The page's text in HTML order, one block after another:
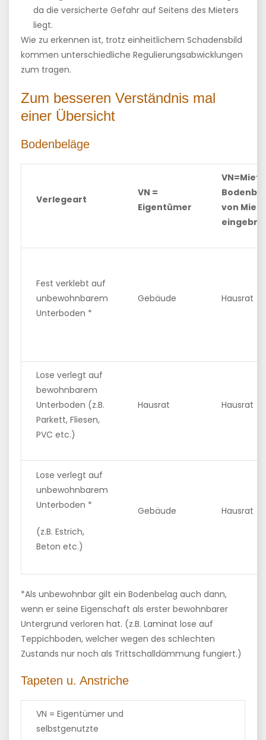
da die versicherte Gefahr auf Seitens des Mieters
liegt.
Wie zu erkennen ist, trotz einheitlichem Schadensbild
kommen unterschiedliche Regulierungsabwicklungen
zum tragen.
Zum besseren Verständnis mal
einer Übersicht
Bodenbeläge
Verlegeart
VN =
Eigentümer
von
Fest verklebt auf
unbewohnbarem
Unterboden *
Gebäude Hausrat
Lose verlegt auf
bewohnbarem
Unterboden (z.B.
Parkett, Fliesen,
PVC etc.)
Hausrat Hausrat
Lose verlegt auf
unbewohnbarem
Unterboden *
(z.B. Estrich,
Beton etc.)
Gebäude Hausrat
*Als unbewohnbar gilt ein Bodenbelag auch dann,
wenn er seine Eigenschaft als erster bewohnbarer
Untergrund verloren hat. (z.B. Laminat lose auf
Teppichboden, welcher wegen des schlechten
Zustands nur noch als Trittschalldämmung fungiert.)
Tapeten u. Anstriche
VN = Eigentümer und
selbstgenutzte